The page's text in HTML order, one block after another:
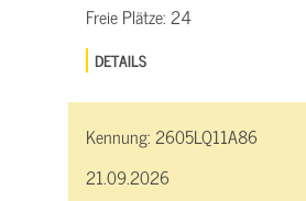
Freie Plätze:24
DETAILS
Kennung:2605LQ11A86
21.09.2026